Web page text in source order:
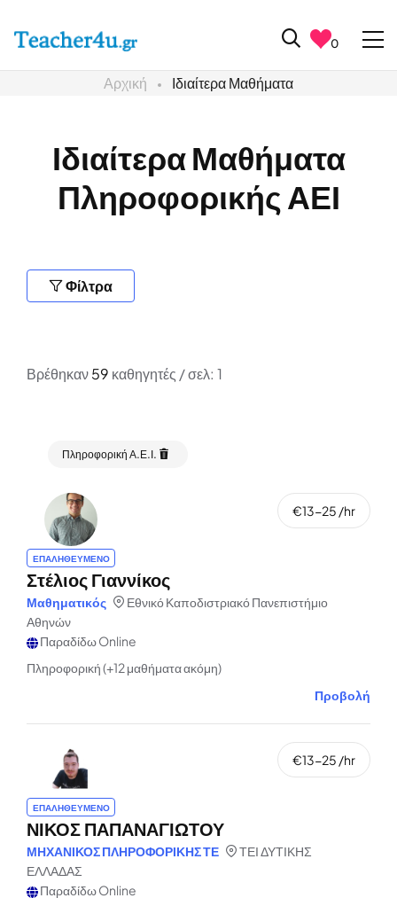
0
Αρχική Ιδιαίτερα Μαθήματα
Ιδιαίτερα Μαθήματα
Πληροφορικής ΑΕΙ
Φίλτρα
Βρέθηκαν59 καθηγητές / σελ: 1
Πληροφορική Α.Ε.Ι.
ΕΠΑΛΗΘΕΥΜΕΝΟ
Στέλιος Γιαννίκος
Μαθηματικός
Εθνικό Καποδιστριακό Πανεπιστήμιο
Αθηνών
Παραδίδω Online
Πληροφορική (+12 μαθήματα ακόμη)
Προβολή
€13-25 /hr
ΕΠΑΛΗΘΕΥΜΕΝΟ
ΝΙΚΟΣ ΠΑΠΑΝΑΓΙΩΤΟΥ
ΜΗΧΑΝΙΚΟΣ ΠΛΗΡΟΦΟΡΙΚΗΣ ΤΕ
ΤΕΙ ΔΥΤΙΚΗΣ
ΕΛΛΑΔΑΣ
Παραδίδω Online
€13-25 /hr